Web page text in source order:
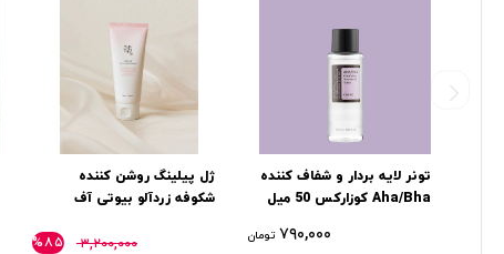
تونر لایه بردار و شفاف کننده
Aha/Bha کوزارکس 50 میل
۷۹۰,۰۰۰ تومان
ژل پیلینگ روشن کننده
شکوفه زردآلو بیوتی آف
۳,۲۰۰,۰۰۰
%۸۵